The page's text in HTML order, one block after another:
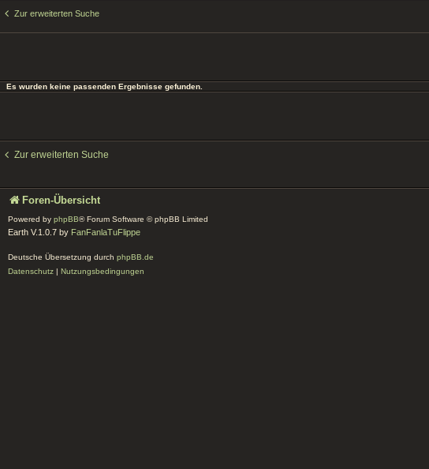
Zur erweiterten Suche
Es wurden keine passenden Ergebnisse gefunden.
Zur erweiterten Suche
Foren-Übersicht
Powered by phpBB® Forum Software © phpBB Limited
Earth V.1.0.7 by FanFanlaTuFlippe
Deutsche Übersetzung durch phpBB.de
Datenschutz | Nutzungsbedingungen